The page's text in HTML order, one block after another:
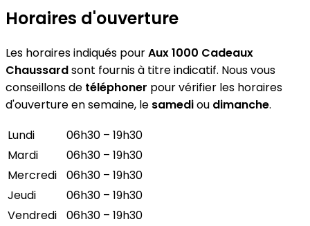
Horaires d'ouverture
Les horaires indiqués pourAux 1000 Cadeaux
Chaussardsont fournis à titre indicatif. Nous vous
conseillons de téléphoner pour vérifier les horaires
d'ouverture en semaine, le samediou dimanche.
Lundi
06h30 – 19h30
Mardi
06h30 – 19h30
Mercredi
06h30 – 19h30
Jeudi
06h30 – 19h30
Vendredi
06h30 – 19h30